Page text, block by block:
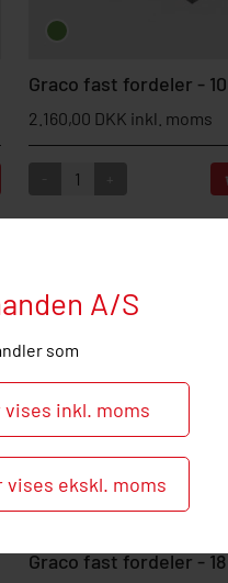
A/S
som
inkl. moms
ekskl. moms
Graco fast fordeler -
2.160,00 DKK inkl. moms
Graco fast fordeler -